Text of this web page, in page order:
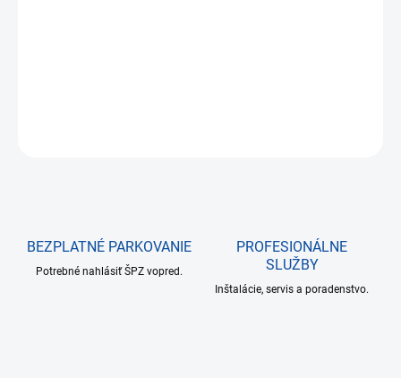
BEZPLATNÉ PARKOVANIE
Potrebné nahlásiť ŠPZ vopred.
PROFESIONÁLNE
SLUŽBY
Inštalácie, servis a poradenstvo.